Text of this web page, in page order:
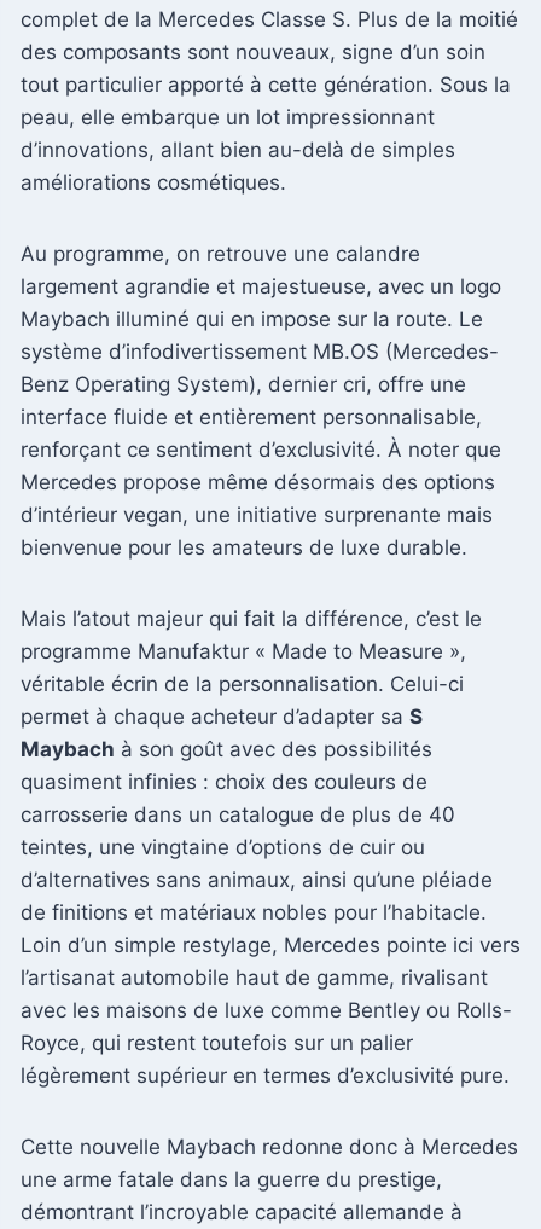
complet de la Mercedes Classe S. Plus de la moitié
des composants sont nouveaux, signe d’un soin
tout particulier apporté à cette génération. Sous la
peau, elle embarque un lot impressionnant
d’innovations, allant bien au-delà de simples
améliorations cosmétiques.
Au programme, on retrouve une calandre
largement agrandie et majestueuse, avec un logo
Maybach illuminé qui en impose sur la route. Le
système d’infodivertissement MB.OS (Mercedes-
Benz Operating System), dernier cri, offre une
interface fluide et entièrement personnalisable,
renforçant ce sentiment d’exclusivité. À noter que
Mercedes propose même désormais des options
d’intérieur vegan, une initiative surprenante mais
bienvenue pour les amateurs de luxe durable.
Mais l’atout majeur qui fait la différence, c’est le
programme Manufaktur « Made to Measure »,
véritable écrin de la personnalisation. Celui-ci
permet à chaque acheteur d’adapter sa S
Maybach à son goût avec des possibilités
quasiment infinies : choix des couleurs de
carrosserie dans un catalogue de plus de 40
teintes, une vingtaine d’options de cuir ou
d’alternatives sans animaux, ainsi qu’une pléiade
de finitions et matériaux nobles pour l’habitacle.
Loin d’un simple restylage, Mercedes pointe ici vers
l’artisanat automobile haut de gamme, rivalisant
avec les maisons de luxe comme Bentley ou Rolls-
Royce, qui restent toutefois sur un palier
légèrement supérieur en termes d’exclusivité pure.
Cette nouvelle Maybach redonne donc à Mercedes
une arme fatale dans la guerre du prestige,
démontrant l’incroyable capacité allemande à